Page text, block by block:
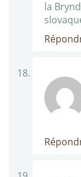
la